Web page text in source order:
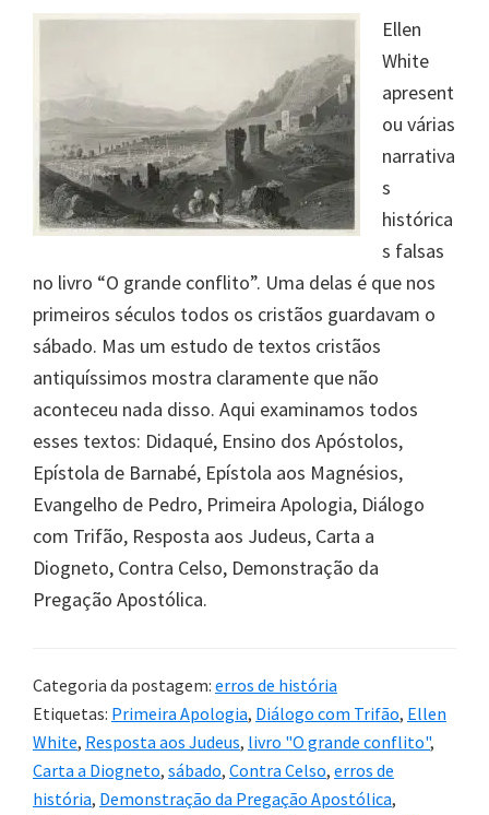
Ellen
White
apresent
ou várias
narrativa
s
histórica
s falsas
no livro “O grande conflito”. Uma delas é que nos
primeiros séculos todos os cristãos guardavam o
sábado. Mas um estudo de textos cristãos
antiquíssimos mostra claramente que não
aconteceu nada disso. Aqui examinamos todos
esses textos: Didaqué, Ensino dos Apóstolos,
Epístola de Barnabé, Epístola aos Magnésios,
Evangelho de Pedro, Primeira Apologia, Diálogo
com Trifão, Resposta aos Judeus, Carta a
Diogneto, Contra Celso, Demonstração da
Pregação Apostólica.
Categoria da postagem: erros de história
Etiquetas: Primeira Apologia, Diálogo com Trifão, Ellen
White, Resposta aos Judeus, livro "O grande conflito",
Carta a Diogneto, sábado, Contra Celso, erros de
história, Demonstração da Pregação Apostólica,